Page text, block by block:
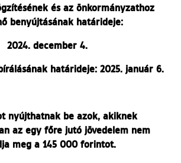
és az önkormányzathoz
benyújtásának határideje:
2024. december 4.
határideje: 2025. január 6.
nyújthatnak be azok, akiknek
az egy főre jutó jövedelem nem
meg a 145 000 forintot.